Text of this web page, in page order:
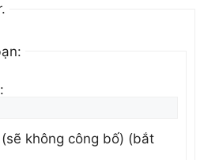
không công bố) (bắt